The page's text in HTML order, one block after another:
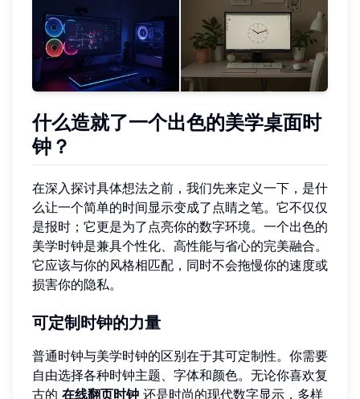
什么造就了一个出色的美学桌面时
钟？
在深入探讨具体想法之前，我们先来定义一下，是什
么让一个简单的时间显示变成了点睛之笔。它不仅仅
是报时；它更是为了点亮你的数字环境。一个出色的
美学时钟是兼具个性化、高性能与省心的完美融合。
它应该与你的风格相匹配，同时不会拖慢你的速度或
损害你的隐私。
可定制时钟的力量
普通时钟与美学时钟的区别在于其可定制性。你需要
自由选择各种时钟主题、字体和颜色。无论你喜欢复
古的 在线翻页时钟 还是时尚的现代数字显示，多样